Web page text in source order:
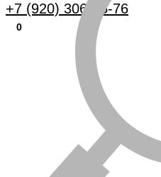
+7 (920) 306-25-76
0